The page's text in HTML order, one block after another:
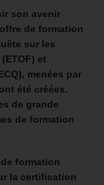
son avenir
de formation
sur les
et
menées par
été créées.
de grande
de formation
formation
la certification